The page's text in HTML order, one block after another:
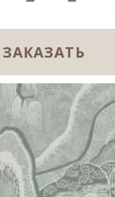
ЗАКАЗАТЬ